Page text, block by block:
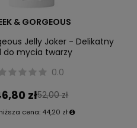
& GORGEOUS
Jelly Joker - Delikatny
do mycia twarzy
0.0
zł52,00 zł
cena: 44,20 zł